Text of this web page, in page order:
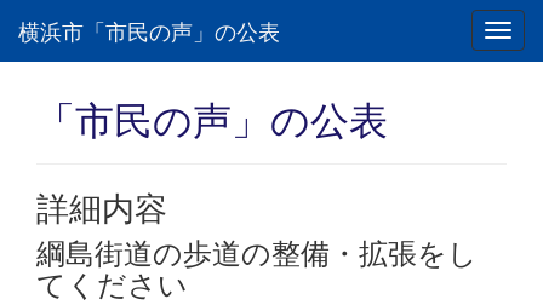
横浜市「市民の声」の公表
「市民の声」の公表
詳細内容
綱島街道の歩道の整備・拡張をし
てください